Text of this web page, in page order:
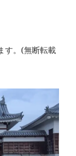
す。(無断転載